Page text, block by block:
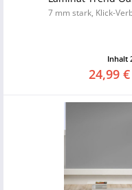
7 mm stark, Klick-
Inhalt
24,99